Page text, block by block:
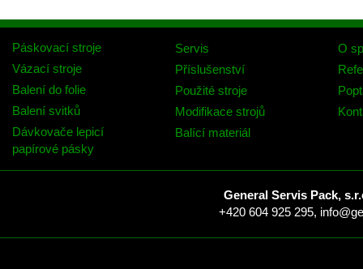
Páskovací stroje
Vázací stroje
Balení do folie
Balení svitků
Dávkovače lepicí
papírové pásky
Servis
Příslušenství
Použité stroje
Modifikace strojů
Balící materiál
O
General Servis Pack,
+420 604 925 295,